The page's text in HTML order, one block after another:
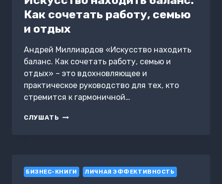
Как сочетать работу, семью
и отдых
Андрей Миллиардов «Искусство находить
баланс. Как сочетать работу, семью и
отдых» – это вдохновляющее и
практическое руководство для тех, кто
стремится к гармоничной…
СЛУШАТЬ ИСКУССТВО
СЕМЬЮ
БИЗНЕС-КНИГИ ЛИЧНАЯ ЭФФЕКТИВНОСТЬ